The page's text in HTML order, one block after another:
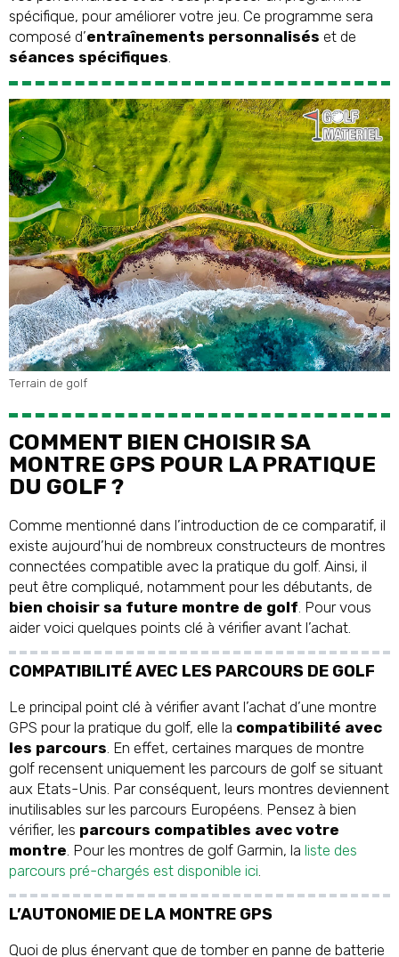
spécifique, pour améliorer votre jeu. Ce programme sera
composé d’entraînements personnalisés et de
séances spécifiques.
Terrain de golf
COMMENT BIEN CHOISIR SA
MONTRE GPS POUR LA PRATIQUE
DU GOLF ?
Comme mentionné dans l’introduction de ce comparatif, il
existe aujourd’hui de nombreux constructeurs de montres
connectées compatible avec la pratique du golf. Ainsi, il
peut être compliqué, notamment pour les débutants, de
bien choisir sa future montre de golf. Pour vous
aider voici quelques points clé à vérifier avant l’achat.
COMPATIBILITÉ AVEC LES PARCOURS DE GOLF
Le principal point clé à vérifier avant l’achat d’une montre
GPS pour la pratique du golf, elle la compatibilité avec
les parcours. En effet, certaines marques de montre
golf recensent uniquement les parcours de golf se situant
aux Etats-Unis. Par conséquent, leurs montres deviennent
inutilisables sur les parcours Européens. Pensez à bien
vérifier, les parcours compatibles avec votre
montre. Pour les montres de golf Garmin, la liste des
parcours pré-chargés est disponible ici.
L’AUTONOMIE DE LA MONTRE GPS
Quoi de plus énervant que de tomber en panne de batterie